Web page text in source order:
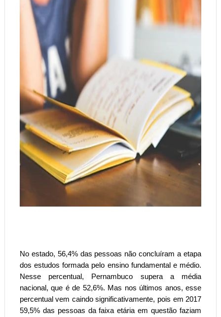
No estado, 56,4% das pessoas não concluíram a etapa
dos estudos formada pelo ensino fundamental e médio.
Nesse percentual, Pernambuco supera a média
nacional, que é de 52,6%. Mas nos últimos anos, esse
percentual vem caindo significativamente, pois em 2017
59,5% das pessoas da faixa etária em questão faziam